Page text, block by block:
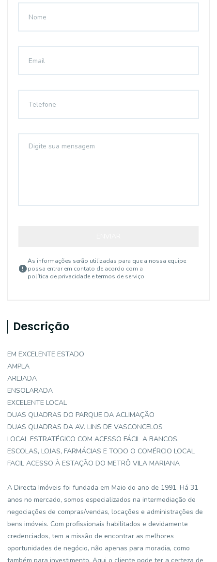
As informações serão utilizadas para que a nossa equipe
possa entrar em contato de acordo com a
política de privacidade e termos de serviço
Descrição
EM EXCELENTE ESTADO
AMPLA
AREJADA
ENSOLARADA
EXCELENTE LOCAL
DUAS QUADRAS DO PARQUE DA ACLIMAÇÃO
DUAS QUADRAS DA AV. LINS DE VASCONCELOS
LOCAL ESTRATÉGICO COM ACESSO FÁCIL A BANCOS,
ESCOLAS, LOJAS, FARMÁCIAS E TODO O COMÉRCIO LOCAL
FACIL ACESSO À ESTAÇÃO DO METRÔ VILA MARIANA
A Directa Imóveis foi fundada em Maio do ano de 1991. Há 31
anos no mercado, somos especializados na intermediação de
negociações de compras/vendas, locações e administrações de
bens imóveis. Com profissionais habilitados e devidamente
credenciados, tem a missão de encontrar as melhores
oportunidades de negócio, não apenas para moradia, como